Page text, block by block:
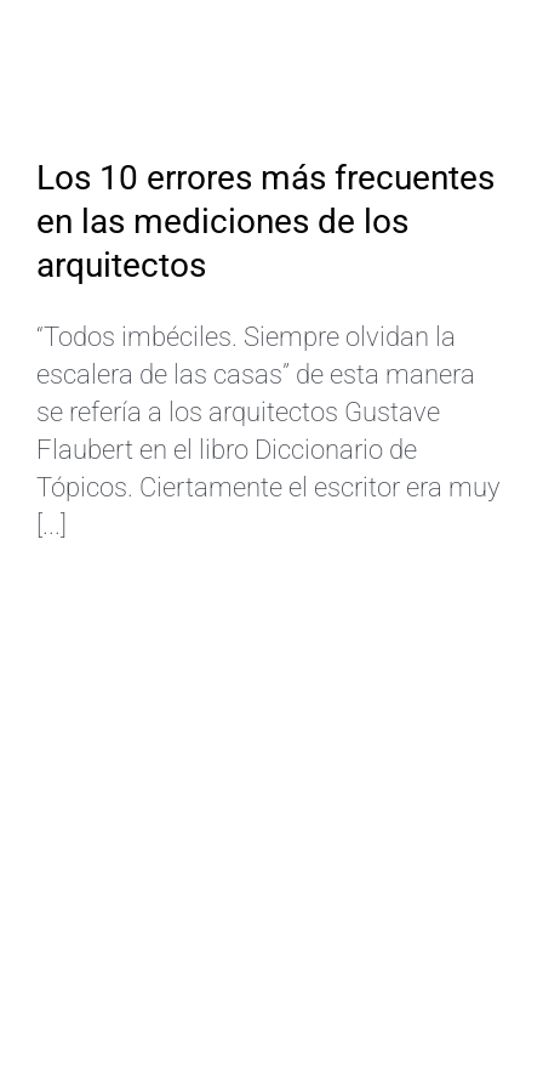
Los 10 errores más frecuentes
en las mediciones de los
arquitectos
“Todos imbéciles. Siempre olvidan la
escalera de las casas” de esta manera
se refería a los arquitectos Gustave
Flaubert en el libro Diccionario de
Tópicos. Ciertamente el escritor era muy
[...]